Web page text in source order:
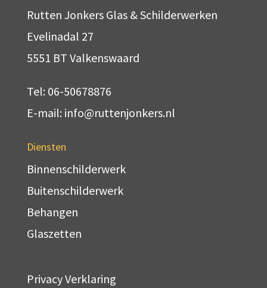
Rutten Jonkers Glas & Schilderwerken
Evelinadal 27
5551 BT Valkenswaard
Tel: 06-50678876
E-mail: info@ruttenjonkers.nl
Diensten
Binnenschilderwerk
Buitenschilderwerk
Behangen
Glaszetten
Privacy Verklaring